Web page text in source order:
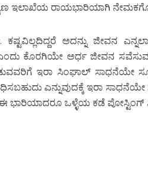
ಇಲಾಖೆಯ ರಾಯಭಾರಿಯಾಗಿ
ಕಷ್ಟವಿಲ್ಲದಿದ್ದರೆ ಅದನ್ನು ಜೀವನ
ಎಂದು ಕೊರಗಿಯೇ ಅರ್ಧ ಜೀವನ
ಇರಾ ಸಿಂಘಾಲ್ ಸಾಧನೆಯೇ
ಎನ್ನುವುದಕ್ಕೆ ಇರಾ ಸಾಧನೆಯೇ
ಈ ಭಾರಿಯಾದರೂ ಒಳ್ಳೆಯ ಕಡೆ